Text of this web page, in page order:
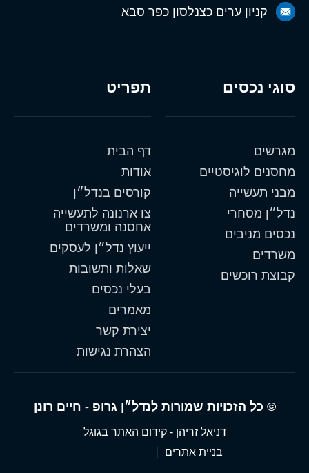
תפריט
דף הבית
אודות
קורסים בנדל״ן
צו ארנונה לתעשייה
אחסנה ומשרדים
ייעוץ נדל״ן לעסקים
שאלות ותשובות
בעלי נכסים
מאמרים
יצירת קשר
הצהרת נגישות
סוגי נכסים
מגרשים
מחסנים לוגיסטיים
מבני תעשייה
נדל״ן מסחרי
נכסים מניבים
משרדים
קבוצת רוכשים
קניון ערים כצנלסון כפר סבא
© כל הזכויות שמורות לנדל״ן גרופ - חיים רונן
דניאל זריהן - קידום האתר בגוגל
בניית אתרים